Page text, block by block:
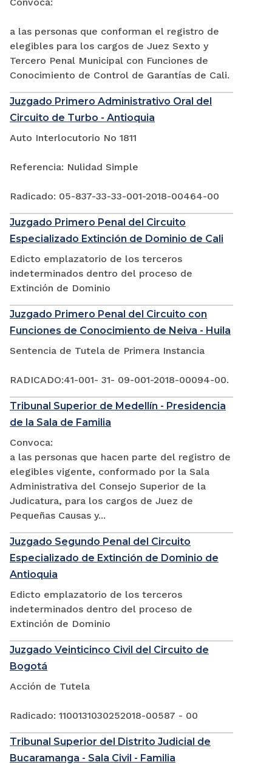
a las personas que conforman el registro de
elegibles para los cargos de Juez Sexto y
Tercero Penal Municipal con Funciones de
Conocimiento de Control de Garantías de Cali.
Juzgado Primero Administrativo Oral del
Circuito de Turbo - Antioquia
Auto Interlocutorio No 1811
Referencia: Nulidad Simple
Radicado: 05-837-33-33-001-2018-00464-00
Juzgado Primero Penal del Circuito
Especializado Extinción de Dominio de Cali
Edicto emplazatorio de los terceros
indeterminados dentro del proceso de
Extinción de Dominio
Juzgado Primero Penal del Circuito con
Funciones de Conocimiento de Neiva - Huila
Sentencia de Tutela de Primera Instancia
RADICADO:41-001- 31- 09-001-2018-00094-00.
Tribunal Superior de Medellín - Presidencia
de la Sala de Familia
Convoca:
a las personas que hacen parte del registro de
elegibles vigente, conformado por la Sala
Administrativa del Consejo Superior de la
Judicatura, para los cargos de Juez de
Pequeñas Causas y...
Juzgado Segundo Penal del Circuito
Especializado de Extinción de Dominio de
Antioquia
Edicto emplazatorio de los terceros
indeterminados dentro del proceso de
Extinción de Dominio
Juzgado Veinticinco Civil del Circuito de
Bogotá
Acción de Tutela
Radicado: 1100131030252018-00587 - 00
Tribunal Superior del Distrito Judicial de
Bucaramanga - Sala Civil - Familia